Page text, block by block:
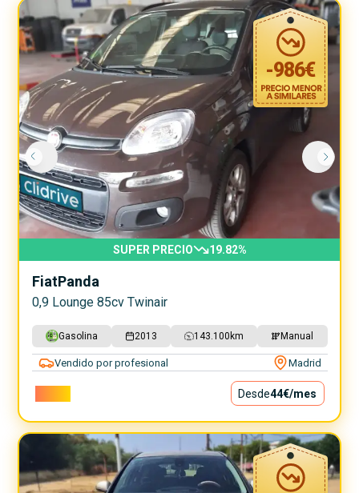
-986€
SUPER PRECIO 19.82%
FiatPanda
0,9 Lounge 85cv Twinair
Gasolina 2013 143.100 km Manual
Vendido por profesional Madrid
Desde44€/mes